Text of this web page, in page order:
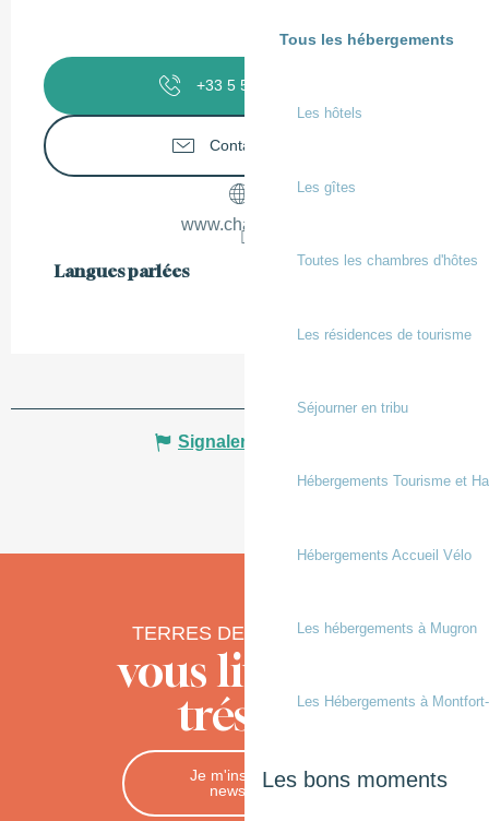
Tous les hébergements
Les hôtels
Les gîtes
Toutes les chambres d'hôtes
Les résidences de tourisme
Séjourner en tribu
Hébergements Tourisme et
Hébergements Accueil Vélo
Les hébergements à Mugron
Les Hébergements à
Les bons moments
+33 5 58 98 58
Contactez-nous
www.chalosse.fr
Langues parlées
Langues parlées
Signaler une erreur
TERRES DE CHALOSSE
vous livre ses
trésors
Je m'inscris à la
newsletter